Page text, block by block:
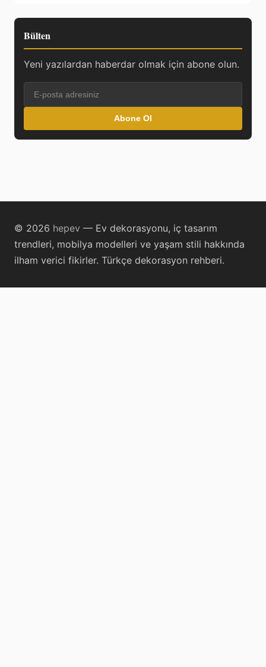
Bülten
Yeni yazılardan haberdar olmak için abone olun.
Abone Ol
© 2026 hepev — Ev dekorasyonu, iç tasarım
trendleri, mobilya modelleri ve yaşam stili hakkında
ilham verici fikirler. Türkçe dekorasyon rehberi.